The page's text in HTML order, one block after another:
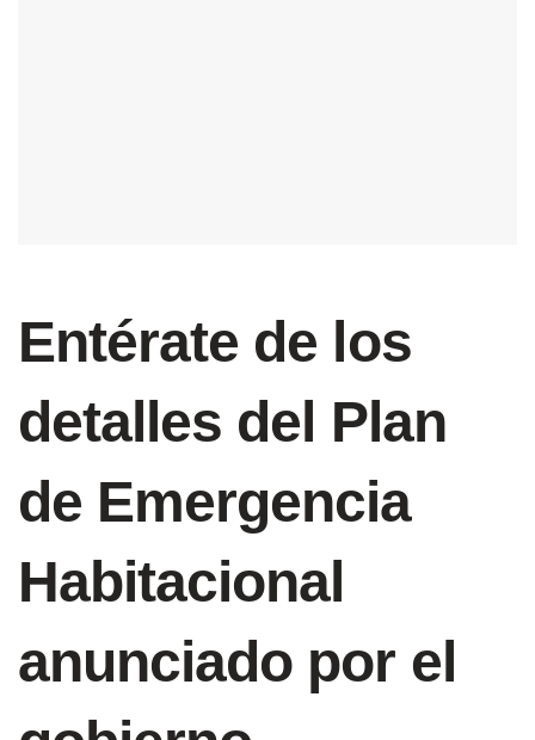
Entérate de los
detalles del Plan
de Emergencia
Habitacional
anunciado por el